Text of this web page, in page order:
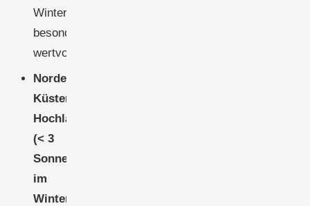
Winterergänzung
besonders
wertvoll.
Nordeuropa,
Küstenregionen,
Hochlagen
(< 3
Sonnenstunden/Tag
im
Winter):